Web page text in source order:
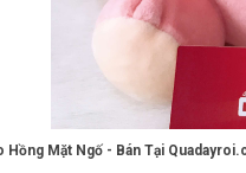
Hồng Mặt Ngố - Bán Tại